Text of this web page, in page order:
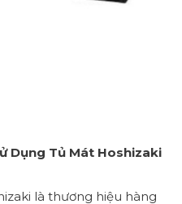
Dụng Tủ Mát Hoshizaki
là thương hiệu hàng